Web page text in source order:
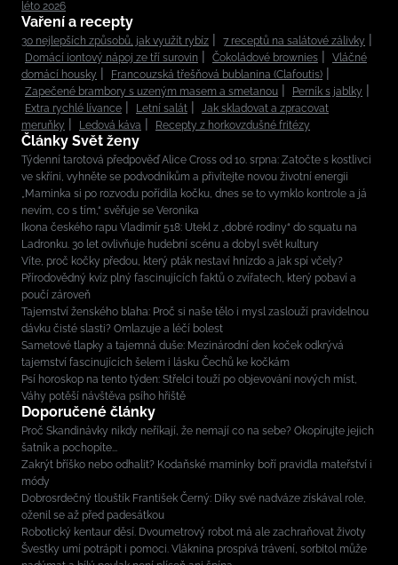
léto 2026
Vaření a recepty
30 nejlepších způsobů, jak využít rybíz
7 receptů na salátové zálivky
Domácí iontový nápoj ze tří surovin
Čokoládové brownies
Vláčné
domácí housky
Francouzská třešňová bublanina (Clafoutis)
Zapečené brambory s uzeným masem a smetanou
Perník s jablky
Extra rychlé lívance
Letní salát
Jak skladovat a zpracovat
meruňky
Ledová káva Recepty z horkovzdušné fritézy
Články Svět ženy
Týdenní tarotová předpověď Alice Cross od 10. srpna: Zatočte s kostlivci
ve skříni, vyhněte se podvodníkům a přivítejte novou životní energii
„Maminka si po rozvodu pořídila kočku, dnes se to vymklo kontrole a já
nevím, co s tím,“ svěřuje se Veronika
Ikona českého rapu Vladimír 518: Utekl z „dobré rodiny“ do squatu na
Ladronku. 30 let ovlivňuje hudební scénu a dobyl svět kultury
Víte, proč kočky předou, který pták nestaví hnízdo a jak spí včely?
Přírodovědný kvíz plný fascinujících faktů o zvířatech, který pobaví a
poučí zároveň
Tajemství ženského blaha: Proč si naše tělo i mysl zaslouží pravidelnou
dávku čisté slasti? Omlazuje a léčí bolest
Sametové tlapky a tajemná duše: Mezinárodní den koček odkrývá
tajemství fascinujících šelem i lásku Čechů ke kočkám
Psí horoskop na tento týden: Střelci touží po objevování nových míst,
Váhy potěší návštěva psího hřiště
Doporučené články
Proč Skandinávky nikdy neříkají, že nemají co na sebe? Okopírujte jejich
šatník a pochopíte...
Zakrýt bříško nebo odhalit? Kodaňské maminky boří pravidla mateřství i
módy
Dobrosrdečný tlouštík František Černý: Díky své nadváze získával role,
oženil se až před padesátkou
Robotický kentaur děsí. Dvoumetrový robot má ale zachraňovat životy
Švestky umí potrápit i pomoci. Vláknina prospívá trávení, sorbitol může